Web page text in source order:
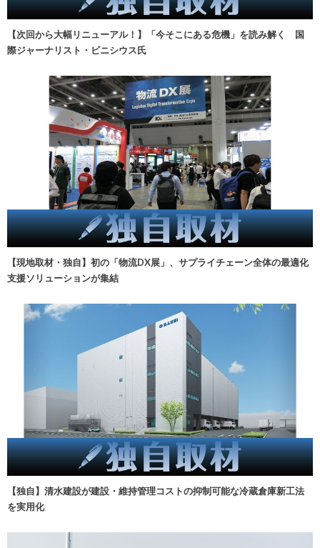
【次回から大幅リニューアル！】「今そこにある危機」を読み解く 国
際ジャーナリスト・ビニシウス氏
【現地取材・独自】初の「物流DX展」、サプライチェーン全体の最適化
支援ソリューションが集結
【独自】清水建設が建設・維持管理コストの抑制可能な冷蔵倉庫新工法
を実用化